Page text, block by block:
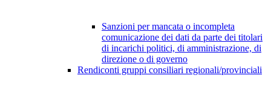
Sanzioni per mancata o incompleta
comunicazione dei dati da parte dei titolari
di incarichi politici, di amministrazione, di
direzione o di governo
Rendiconti gruppi consiliari regionali/provinciali